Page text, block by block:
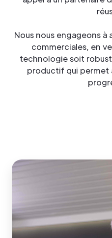
Nous nous engageons
commerciales, en
technologie soit
productif qui permet